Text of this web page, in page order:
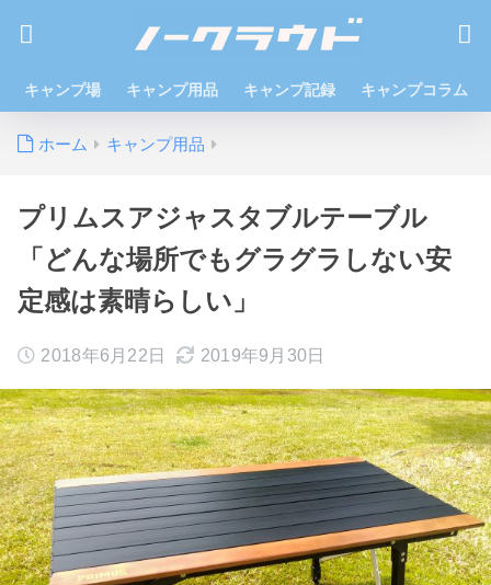
キャンプ場 キャンプ用品 キャンプ記録 キャンプコラム
ホーム キャンプ用品
プリムスアジャスタブルテーブル
「どんな場所でもグラグラしない安
定感は素晴らしい」
2018年6月22日 2019年9月30日